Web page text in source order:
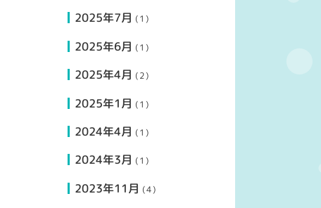
2025年7月 (1)
2025年6月 (1)
2025年4月 (2)
2025年1月 (1)
2024年4月 (1)
2024年3月 (1)
2023年11月 (4)